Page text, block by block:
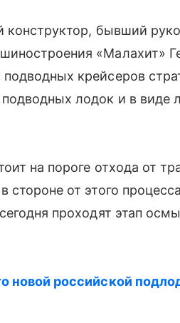
конструктор, бывший
«Малахит»
крейсеров
лодок и в виде
на пороге отхода от
от этого
проходят этап
новой российской